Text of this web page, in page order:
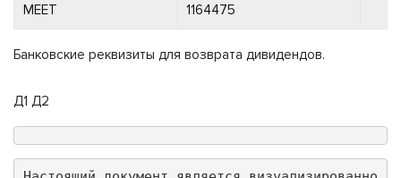
MEET 1164475
Банковские реквизиты для возврата дивидендов.
Д1 Д2